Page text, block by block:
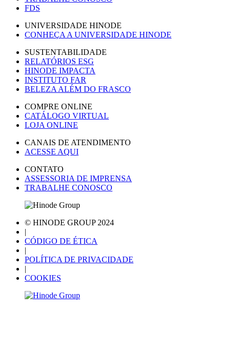
FDS
UNIVERSIDADE HINODE
CONHEÇA A UNIVERSIDADE HINODE
SUSTENTABILIDADE
RELATÓRIOS ESG
HINODE IMPACTA
INSTITUTO FAR
BELEZA ALÉM DO FRASCO
COMPRE ONLINE
CATÁLOGO VIRTUAL
LOJA ONLINE
CANAIS DE ATENDIMENTO
ACESSE AQUI
CONTATO
ASSESSORIA DE IMPRENSA
TRABALHE CONOSCO
© HINODE GROUP 2024
|
CÓDIGO DE ÉTICA
|
POLÍTICA DE PRIVACIDADE
|
COOKIES